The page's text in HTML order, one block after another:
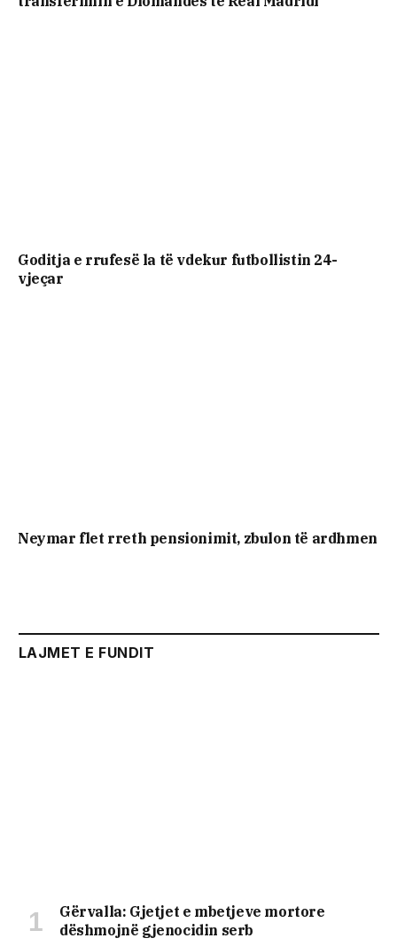
Goditja e rrufesë la të vdekur futbollistin 24-
vjeçar
Neymar flet rreth pensionimit, zbulon të ardhmen
LAJMET E FUNDIT
Gërvalla: Gjetjet e mbetjeve mortore
dëshmojnë gjenocidin serb